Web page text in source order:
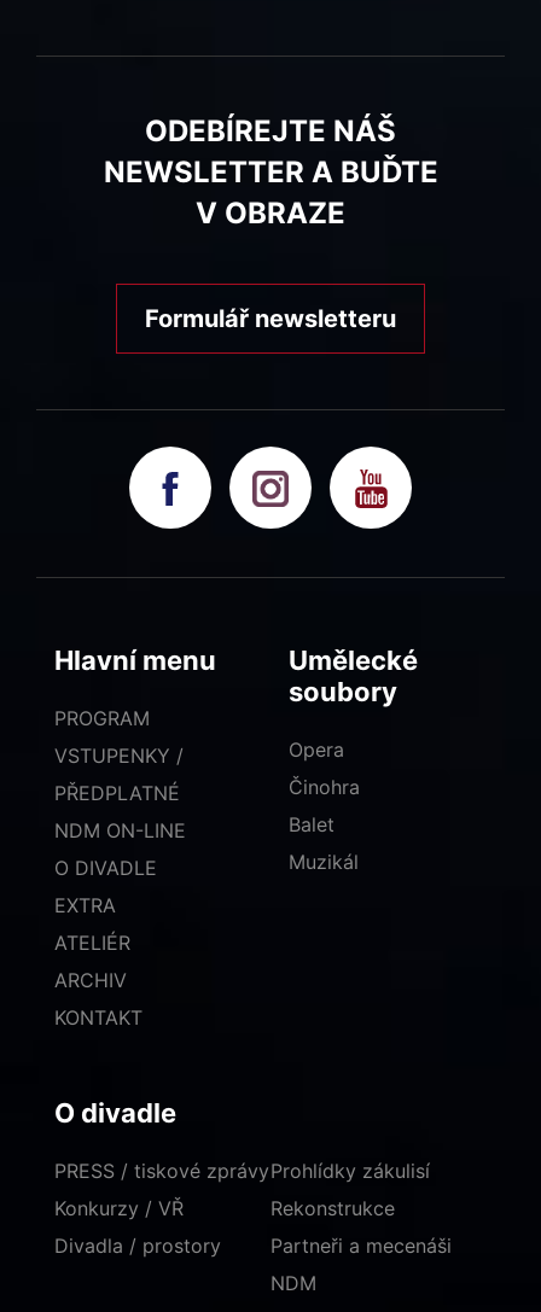
ODEBÍREJTE NÁŠ
NEWSLETTER A BUĎTE
V OBRAZE
Formulář newsletteru
Hlavní menu
PROGRAM
VSTUPENKY /
PŘEDPLATNÉ
NDM ON-LINE
O DIVADLE
EXTRA
ATELIÉR
ARCHIV
KONTAKT
Umělecké
soubory
Opera
Činohra
Balet
Muzikál
O divadle
PRESS / tiskové zprávy
Konkurzy / VŘ
Divadla / prostory
Prohlídky zákulisí
Rekonstrukce
Partneři a mecenáši
NDM